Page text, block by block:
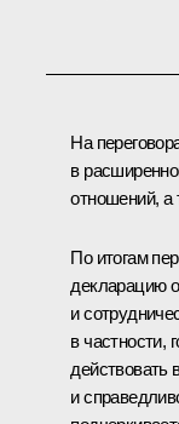
На
в
отношений, а
По итогам
декларацию
и
в частности,
действовать
и